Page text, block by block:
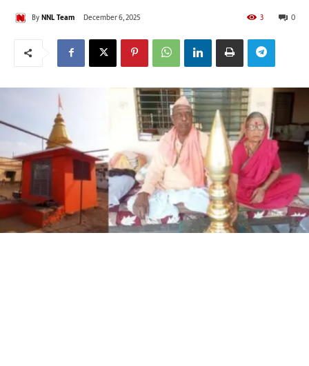
ByNNL Team December 6, 2025 0
3